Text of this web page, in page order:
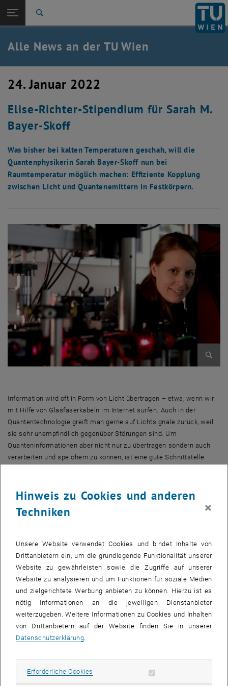
TU Login
Quicklinks
Quicklinks-Menü umschalten
Studium
Karriere
Zurück: Subseiten von TU Wien Startseite auflisten
Zurück zur letzten Ebene:
TU Wien Startseite
Übersicht
Alle News an der TU Wien
24. Januar 2022
Elise-Richter-Stipendium für Sarah M.
Bayer-Skoff
Was bisher bei kalten Temperaturen geschah, will die
Quantenphysikerin Sarah Bayer-Skoff nun bei
Raumtemperatur möglich machen: Effiziente Kopplung
zwischen Licht und Quantenemittern in Festkörpern.
Information wird oft in Form von Licht übertragen – etwa, wenn wir
mit Hilfe von Glasfaserkabeln im Internetsurfen . Auch in der
Quantentechnologie greift man gerne auf Lichtsignale zurück, weil
sie sehr unempfindlich gegenüber Störungen sind. Um
Quanteninformationen aber nicht nur zu übertragen sondern auch
verarbeiten und speichern zu können, ist eine gute Schnittstelle
und das ist eine große technische Herausforderung.
Die Quantenphysikerin Sarah Bayer-Skoff beschäftigt sich daher in
Kopplungsmethoden zu entwickeln. Dieses Projekt wurde nun vom
österreichischen Wissenschaftsfonds FWF mit einem
renommierten
Elise-Richter-Stipendium, öffnet eine externe URL in
ausgezeichnet.
Licht und Materie
„Wenn man Information, die mit Licht übertragen wird, irgendwo
verarbeiten oder speichern möchte, dann braucht man
notwendigerweise Bauteile, die Licht und Materie stark miteinander
koppeln“, erklärt Sarah Bayer-Skoff. Um eine starke Kopplung
entwickelt, die dann auch im Bereich der Sensorik ihre Anwendung
finden können.
Hinweis zu Cookies und anderen
Techniken
×
Unsere Website verwendet Cookies und bindet Inhalte von
Drittanbietern ein, um die grundlegende Funktionalität unserer
Website zu gewährleisten sowie die Zugriffe auf unserer
Website zu analysieren und um Funktionen für soziale Medien
und zielgerichtete Werbung anbieten zu können. Hierzu ist es
nötig Informationen an die jeweiligen Dienstanbieter
weiterzugeben. Weitere Informationen zu Cookies und Inhalten
von Drittanbietern auf der Website finden Sie in unserer
Datenschutzerklärung
Erforderliche Cookies Erforderliche Cookies zulassen